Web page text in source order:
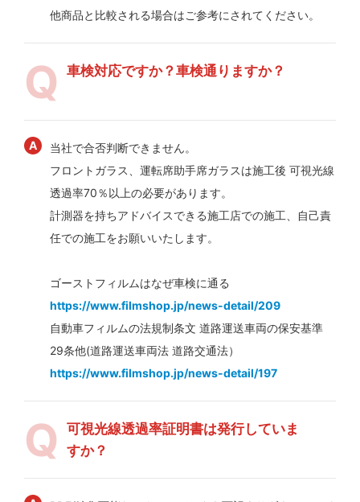
他商品と比較される場合はご参考にされてください。
車検対応ですか？車検通りますか？
当社で合否判断できません。
フロントガラス、運転席助手席ガラスは施工後 可視光線
透過率70％以上の必要があります。
計測器を持ちアドバイスできる施工店での施工、自己責
任での施工をお願いいたします。
ゴーストフィルムはなぜ車検に通る
https://www.filmshop.jp/news-detail/209
自動車フィルムの法規制条文 道路運送車両の保安基準
29条他(道路運送車両法 道路交通法）
https://www.filmshop.jp/news-detail/197
可視光線透過率証明書は発行していま
すか？